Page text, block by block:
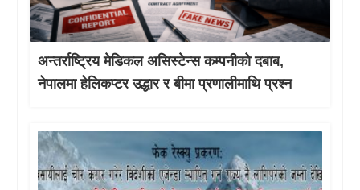
अन्तर्राष्ट्रिय मेडिकल असिस्टेन्स कम्पनीको दबाब,
नेपालमा हेलिकप्टर उद्धार र बीमा प्रणालीमाथि प्रश्न